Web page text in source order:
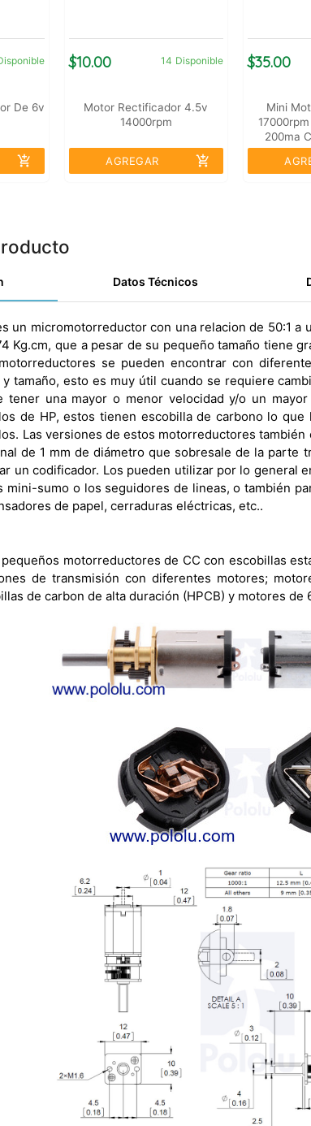
De 6v
add_shopping_cart
$10.00 14 Disponible
Motor Rectificador 4.5v
14000rpm
AGREGAR add_shopping_cart
$35.00
Mini
200ma
Datos Técnicos
un micromotorreductor con una relacion de 50:1 a
Kg.cm, que a pesar de su pequeño tamaño tiene
se pueden encontrar con
y tamaño, esto es muy útil cuando se requiere
tener una mayor o menor velocidad y/o un
de HP, estos tienen escobilla de carbono lo
Las versiones de estos motorreductores
de 1 mm de diámetro que sobresale de la parte
un codificador. Los pueden utilizar por lo general
mini-sumo o los seguidores de lineas, o también
de papel, cerraduras eléctricas, etc..
motorreductores de CC con escobillas
de transmisión con diferentes motores;
de carbon de alta duración (HPCB) y motores de